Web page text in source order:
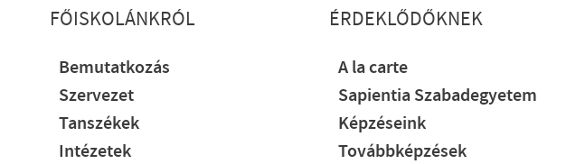
Lábléc részletes
FŐISKOLÁNKRÓL
Bemutatkozás
Szervezet
Tanszékek
Intézetek
ÉRDEKLŐDŐKNEK
A la carte
Sapientia Szabadegyetem
Képzéseink
Továbbképzések